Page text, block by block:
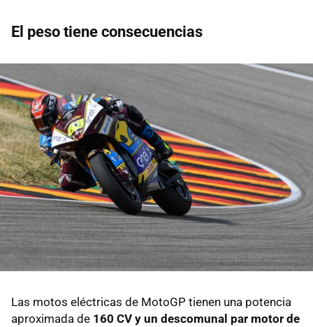
El peso tiene consecuencias
Las motos eléctricas de MotoGP tienen una potencia
aproximada de 160 CV y un descomunal par motor de